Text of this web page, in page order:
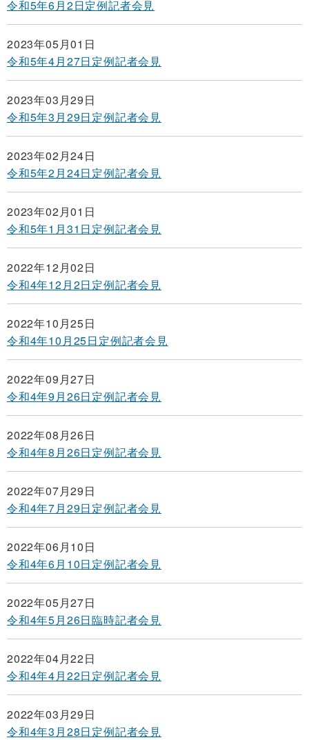
令和5年6月2日定例記者会見
2023年05月01日
令和5年4月27日定例記者会見
2023年03月29日
令和5年3月29日定例記者会見
2023年02月24日
令和5年2月24日定例記者会見
2023年02月01日
令和5年1月31日定例記者会見
2022年12月02日
令和4年12月2日定例記者会見
2022年10月25日
令和4年10月25日定例記者会見
2022年09月27日
令和4年9月26日定例記者会見
2022年08月26日
令和4年8月26日定例記者会見
2022年07月29日
令和4年7月29日定例記者会見
2022年06月10日
令和4年6月10日定例記者会見
2022年05月27日
令和4年5月26日臨時記者会見
2022年04月22日
令和4年4月22日定例記者会見
2022年03月29日
令和4年3月28日定例記者会見